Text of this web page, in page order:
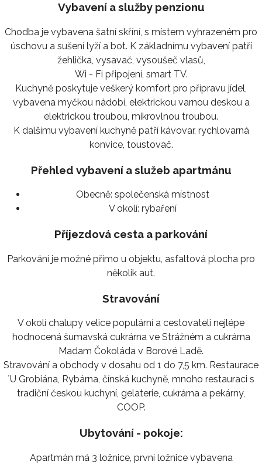
Vybavení a služby penzionu
Chodba je vybavena šatní skříní, s místem vyhrazeném pro
úschovu a sušení lyží a bot. K základnímu vybavení patří
žehlička, vysavač, vysoušeč vlasů,
Wi - Fi připojení, smart TV.
Kuchyně poskytuje veškerý komfort pro přípravu jídel,
vybavena myčkou nádobí, elektrickou varnou deskou a
elektrickou troubou, mikrovlnou troubou.
K dalšímu vybavení kuchyně patří kávovar, rychlovarná
konvice, toustovač.
Přehled vybavení a služeb apartmánu
Obecně: společenská místnost
V okolí: rybaření
Příjezdová cesta a parkování
Parkování je možné přímo u objektu, asfaltová plocha pro
několik aut.
Stravování
V okolí chalupy velice populární a cestovateli nejlépe
hodnocená šumavská cukrárna ve Strážném a cukrárna
Madam Čokoláda v Borové Ladě.
Stravování a obchody v dosahu od 1 do 7,5 km. Restaurace
´U Grobiána, Rybárna, čínská kuchyně, mnoho restauraci s
tradiční českou kuchyní, gelaterie, cukrárna a pekárny,
COOP.
Ubytování - pokoje:
Apartmán má 3 ložnice, první ložnice vybavena